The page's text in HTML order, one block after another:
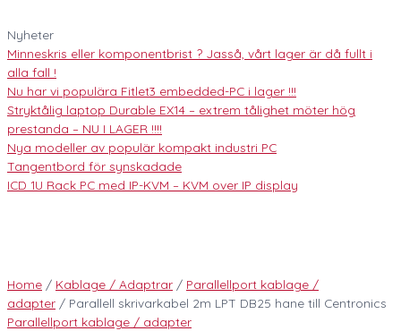
Nyheter
Minneskris eller komponentbrist ? Jasså, vårt lager är då fullt i
alla fall !
Nu har vi populära Fitlet3 embedded-PC i lager !!!
Stryktålig laptop Durable EX14 – extrem tålighet möter hög
prestanda – NU I LAGER !!!!
Nya modeller av populär kompakt industri PC
Tangentbord för synskadade
ICD 1U Rack PC med IP-KVM – KVM over IP display
Home / Kablage / Adaptrar / Parallellport kablage /
adapter / Parallell skrivarkabel 2m LPT DB25 hane till Centronics
Parallellport kablage / adapter